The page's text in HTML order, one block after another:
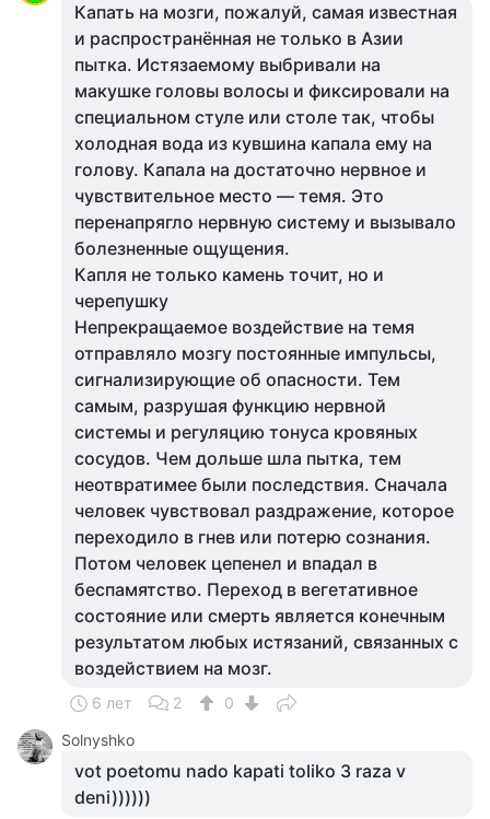
Капать на мозги, пожалуй, самая известная
и распространённая не только в Азии
пытка. Истязаемому выбривали на
макушке головы волосы и фиксировали на
специальном стуле или столе так, чтобы
холодная вода из кувшина капала ему на
голову. Капала на достаточно нервное и
чувствительное место — темя. Это
перенапрягло нервную систему и вызывало
болезненные ощущения.
Капля не только камень точит, но и
черепушку
Непрекращаемое воздействие на темя
отправляло мозгу постоянные импульсы,
сигнализирующие об опасности. Тем
самым, разрушая функцию нервной
системы и регуляцию тонуса кровяных
сосудов. Чем дольше шла пытка, тем
неотвратимее были последствия. Сначала
человек чувствовал раздражение, которое
переходило в гнев или потерю сознания.
Потом человек цепенел и впадал в
беспамятство. Переход в вегетативное
состояние или смерть является конечным
результатом любых истязаний, связанных с
воздействием на мозг.
6 лет 2
0
Solnyshko
vot poetomu nado kapati toliko 3 raza v
deni))))))